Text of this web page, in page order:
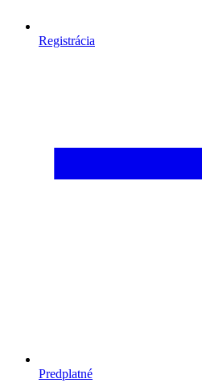
Registrácia
Predplatné